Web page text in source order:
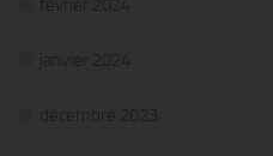
février 2024
janvier 2024
décembre 2023